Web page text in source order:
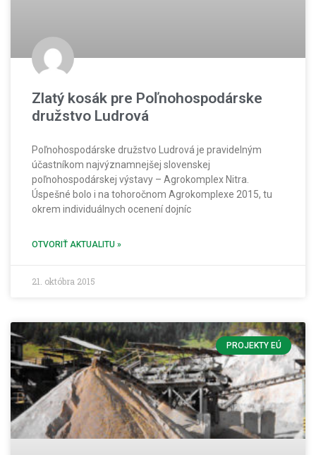
Zlatý kosák pre Poľnohospodárske
družstvo Ludrová
Poľnohospodárske družstvo Ludrová je pravidelným
účastníkom najvýznamnejšej slovenskej
poľnohospodárskej výstavy – Agrokomplex Nitra.
Úspešné bolo i na tohoročnom Agrokomplexe 2015, tu
okrem individuálnych ocenení dojníc
OTVORIŤ AKTUALITU »
21. októbra 2015
PROJEKTY EÚ